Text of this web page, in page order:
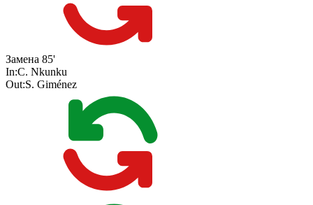
Замена 85'
In:C. Nkunku
Out:S. Giménez